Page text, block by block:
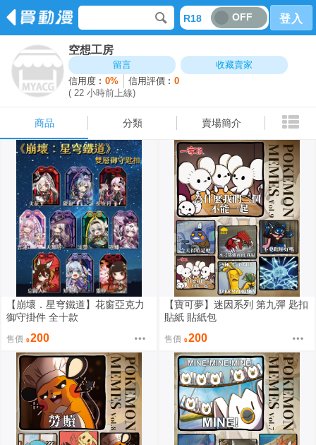
R18 OFF 登入
空想工房
留言
收藏賣家
信用度︰0% 信用評價︰0
( 22 小時前上線)
商品 分類 賣場簡介
【崩壞．星穹鐵道】花窗亞克力
御守掛件 全十款
售價 200
【寶可夢】迷因系列 第九彈 匙扣
貼紙 貼紙包
售價 200
商品